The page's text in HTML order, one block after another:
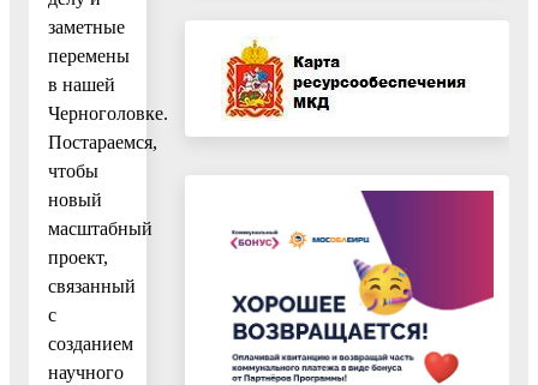
заметные
перемены
в нашей
Черноголовке.
Постараемся,
чтобы
новый
масштабный
проект,
связанный
с
созданием
научного